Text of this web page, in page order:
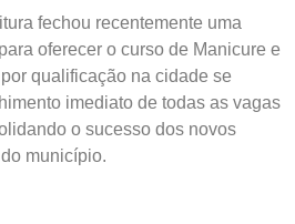
fechou recentemente uma
oferecer o curso de Manicure e
qualificação na cidade se
imediato de todas as vagas
o sucesso dos novos
município.